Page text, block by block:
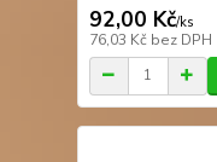
92,00 Kč/ks
76,03 Kč bez DPH